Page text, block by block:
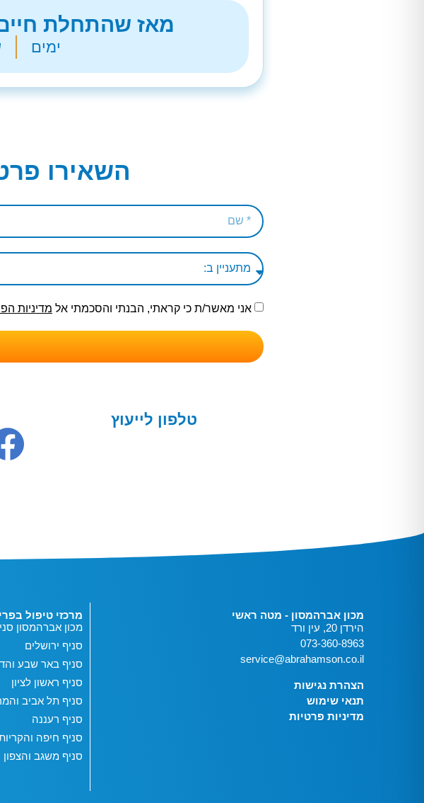
מאז שהתחלת
ימים
השאירו
אני מאשר/ת כי קראתי, הבנתי והסכמתי אל מדיניות
טלפון לייעוץ
מכון אברהמסון - מטה ראשי
הירדן 20, עין ורד
073-360-8963
service@abrahamson.co.il
הצהרת נגישות
תנאי שימוש
מדיניות פרטיות
מרכזי טיפול
מכון אברהמסון
סניף ירושלים
סניף באר שבע
סניף ראשון לציון
סניף תל אביב
סניף רעננה
סניף חיפה
סניף משגב והצפון